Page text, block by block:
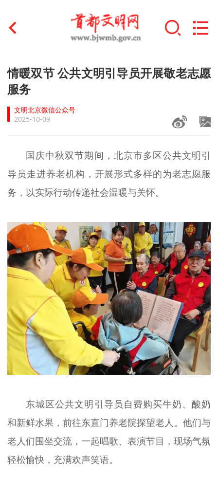
首页
文明创建
文明实践
未成年人思想道德建设
榜样人物
+
文明评论
北京宣传文化引导基金
宣传思想文化人才
资料库
+
情暖双节 公共文明引导员开展敬老志愿
服务
文明北京微信公众号
2025-10-09
国庆中秋双节期间，北京市多区公共文明引
导员走进养老机构，开展形式多样的为老志愿服
务，以实际行动传递社会温暖与关怀。
东城区公共文明引导员自费购买牛奶、酸奶
和新鲜水果，前往东直门养老院探望老人。他们与
老人们围坐交流，一起唱歌、表演节目，现场气氛
轻松愉快，充满欢声笑语。